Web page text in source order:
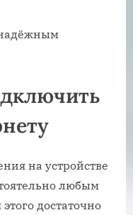
на устройстве
любым
достаточно